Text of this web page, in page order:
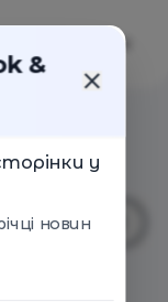
&
у
новин